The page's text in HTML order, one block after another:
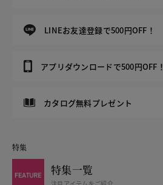
LINEお友達登録で500円OFF！
アプリダウンロードで500円OFF！
カタログ無料プレゼント
特集
特集一覧